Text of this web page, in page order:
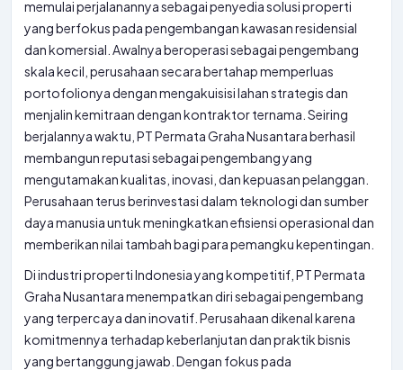
memulai perjalanannya sebagai penyedia solusi properti
yang berfokus pada pengembangan kawasan residensial
dan komersial. Awalnya beroperasi sebagai pengembang
skala kecil, perusahaan secara bertahap memperluas
portofolionya dengan mengakuisisi lahan strategis dan
menjalin kemitraan dengan kontraktor ternama. Seiring
berjalannya waktu, PT Permata Graha Nusantara berhasil
membangun reputasi sebagai pengembang yang
mengutamakan kualitas, inovasi, dan kepuasan pelanggan.
Perusahaan terus berinvestasi dalam teknologi dan sumber
daya manusia untuk meningkatkan efisiensi operasional dan
memberikan nilai tambah bagi para pemangku kepentingan.
Di industri properti Indonesia yang kompetitif, PT Permata
Graha Nusantara menempatkan diri sebagai pengembang
yang terpercaya dan inovatif. Perusahaan dikenal karena
komitmennya terhadap keberlanjutan dan praktik bisnis
yang bertanggung jawab. Dengan fokus pada